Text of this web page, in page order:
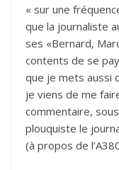
« sur une
que la journaliste
ses «Bernard,
contents de se
que je mets aussi
je viens de me
commentaire,
plouquiste le
(à propos de